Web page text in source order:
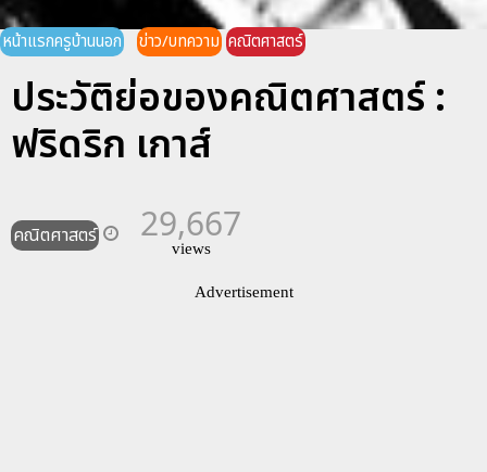
หน้าแรกครูบ้านนอก ข่าว/บทความ คณิตศาสตร์
ประวัติย่อของคณิตศาสตร์ :
ฟริดริก เกาส์
คณิตศาสตร์ 29,667
views
Advertisement